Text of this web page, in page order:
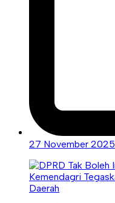
27 November 2025